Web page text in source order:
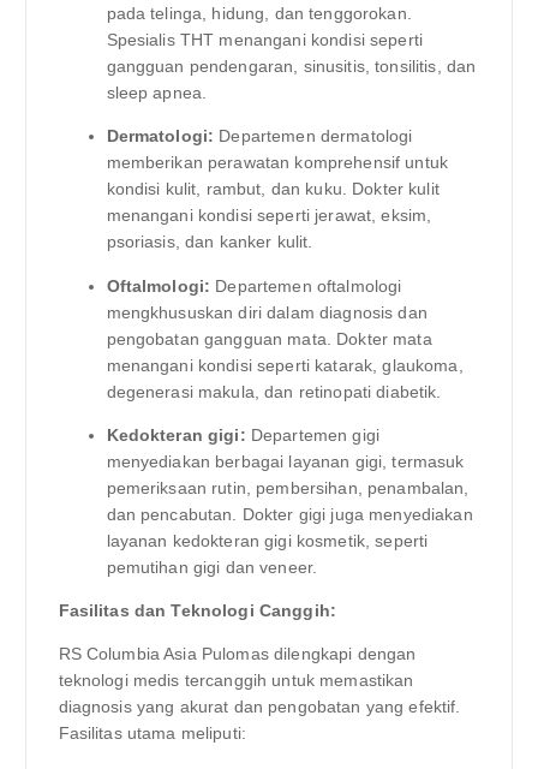
pada telinga, hidung, dan tenggorokan.
Spesialis THT menangani kondisi seperti
gangguan pendengaran, sinusitis, tonsilitis, dan
sleep apnea.
Dermatologi: Departemen dermatologi
memberikan perawatan komprehensif untuk
kondisi kulit, rambut, dan kuku. Dokter kulit
menangani kondisi seperti jerawat, eksim,
psoriasis, dan kanker kulit.
Oftalmologi: Departemen oftalmologi
mengkhususkan diri dalam diagnosis dan
pengobatan gangguan mata. Dokter mata
menangani kondisi seperti katarak, glaukoma,
degenerasi makula, dan retinopati diabetik.
Kedokteran gigi: Departemen gigi
menyediakan berbagai layanan gigi, termasuk
pemeriksaan rutin, pembersihan, penambalan,
dan pencabutan. Dokter gigi juga menyediakan
layanan kedokteran gigi kosmetik, seperti
pemutihan gigi dan veneer.
Fasilitas dan Teknologi Canggih:
RS Columbia Asia Pulomas dilengkapi dengan
teknologi medis tercanggih untuk memastikan
diagnosis yang akurat dan pengobatan yang efektif.
Fasilitas utama meliputi: